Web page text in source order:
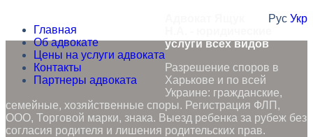
Главная
Об адвокате
Цены на услуги адвоката
Контакты
Партнеры адвоката
Рус Укр
услуги всех видов
Разрешение споров в
Харькове и по всей
Украине: гражданские,
семейные, хозяйственные споры. Регистрация ФЛП,
ООО, Торговой марки, знака. Выезд ребенка за рубеж без
согласия родителя и лишения родительских прав.